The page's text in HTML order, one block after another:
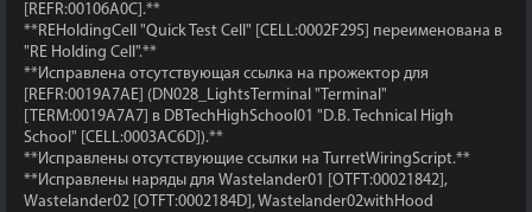
[REFR:00106A0C].**
**REHoldingCell "Quick Test Cell" [CELL:0002F295] переименована в
"RE Holding Cell".**
**Исправлена отсутствующая ссылка на прожектор для
[REFR:0019A7AE] (DN028_LightsTerminal "Terminal"
[TERM:0019A7A7] в DBTechHighSchool01 "D.B. Technical High
School" [CELL:0003AC6D]).**
**Исправлены отсутствующие ссылки на TurretWiringScript.**
**Исправлены наряды для Wastelander01 [OTFT:00021842],
Wastelander02 [OTFT:0002184D], Wastelander02withHood